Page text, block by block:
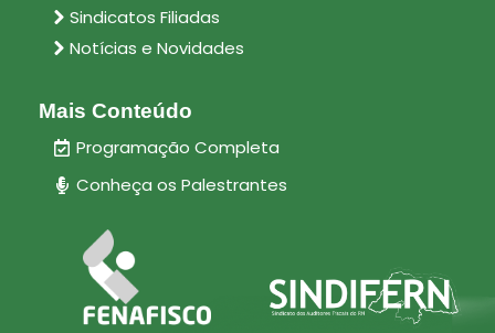
Sindicatos Filiadas
Notícias e Novidades
Mais Conteúdo
Programação Completa
Conheça os Palestrantes